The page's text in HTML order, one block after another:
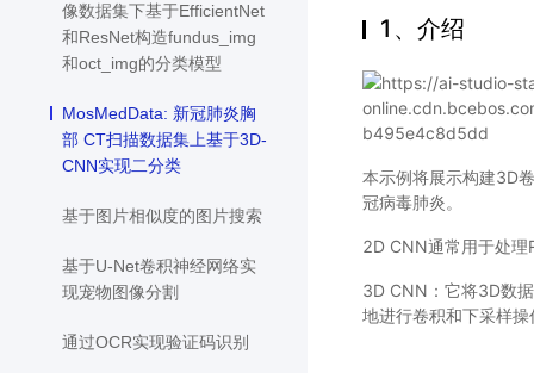
像数据集下基于EfficientNet
和ResNet构造fundus_img
和oct_img的分类模型
MosMedData: 新冠肺炎胸
部 CT扫描数据集上基于3D-
CNN实现二分类
基于图片相似度的图片搜索
基于U-Net卷积神经网络实
现宠物图像分割
通过OCR实现验证码识别
1、介绍
本示例将展示构建3D
冠病毒肺炎。
2D CNN通常用于处理
3D CNN：它将3D数
地进行卷积和下采样